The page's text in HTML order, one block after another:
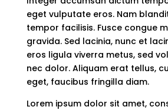
eget vulputate eros. Nam
tempor facilisis. Fusce congue
gravida. Sed lacinia, nunc et
eros ligula viverra metus, sed
nec dolor. Aliquam erat tellus,
eget, faucibus fringilla diam.
Lorem ipsum dolor sit amet,